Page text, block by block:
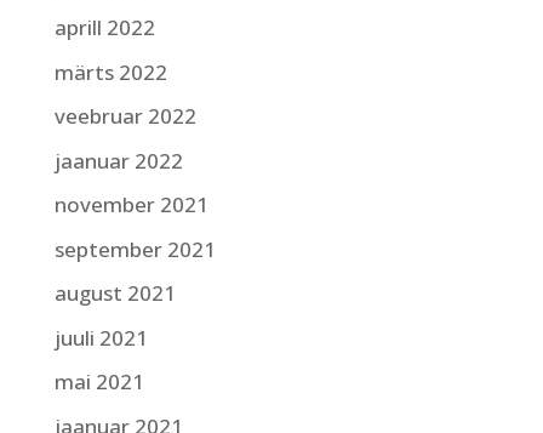
aprill 2022
märts 2022
veebruar 2022
jaanuar 2022
november 2021
september 2021
august 2021
juuli 2021
mai 2021
jaanuar 2021